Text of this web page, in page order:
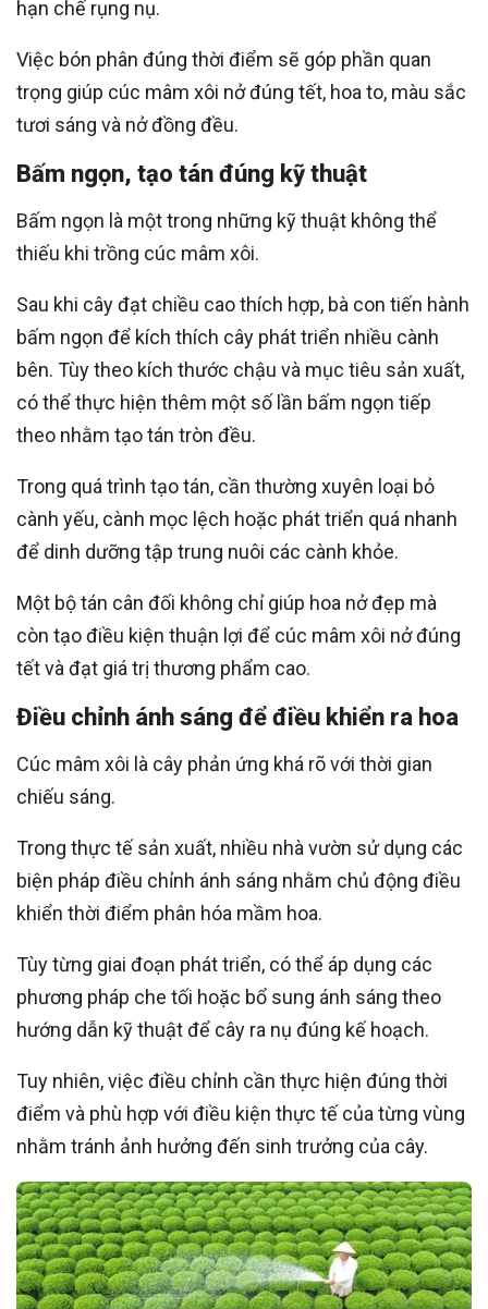
hạn chế rụng nụ.
Việc bón phân đúng thời điểm sẽ góp phần quan
trọng giúp cúc mâm xôi nở đúng tết, hoa to, màu sắc
tươi sáng và nở đồng đều.
Bấm ngọn, tạo tán đúng kỹ thuật
Bấm ngọn là một trong những kỹ thuật không thể
thiếu khi trồng cúc mâm xôi.
Sau khi cây đạt chiều cao thích hợp, bà con tiến hành
bấm ngọn để kích thích cây phát triển nhiều cành
bên. Tùy theo kích thước chậu và mục tiêu sản xuất,
có thể thực hiện thêm một số lần bấm ngọn tiếp
theo nhằm tạo tán tròn đều.
Trong quá trình tạo tán, cần thường xuyên loại bỏ
cành yếu, cành mọc lệch hoặc phát triển quá nhanh
để dinh dưỡng tập trung nuôi các cành khỏe.
Một bộ tán cân đối không chỉ giúp hoa nở đẹp mà
còn tạo điều kiện thuận lợi để cúc mâm xôi nở đúng
tết và đạt giá trị thương phẩm cao.
Điều chỉnh ánh sáng để điều khiển ra hoa
Cúc mâm xôi là cây phản ứng khá rõ với thời gian
chiếu sáng.
Trong thực tế sản xuất, nhiều nhà vườn sử dụng các
biện pháp điều chỉnh ánh sáng nhằm chủ động điều
khiển thời điểm phân hóa mầm hoa.
Tùy từng giai đoạn phát triển, có thể áp dụng các
phương pháp che tối hoặc bổ sung ánh sáng theo
hướng dẫn kỹ thuật để cây ra nụ đúng kế hoạch.
Tuy nhiên, việc điều chỉnh cần thực hiện đúng thời
điểm và phù hợp với điều kiện thực tế của từng vùng
nhằm tránh ảnh hưởng đến sinh trưởng của cây.